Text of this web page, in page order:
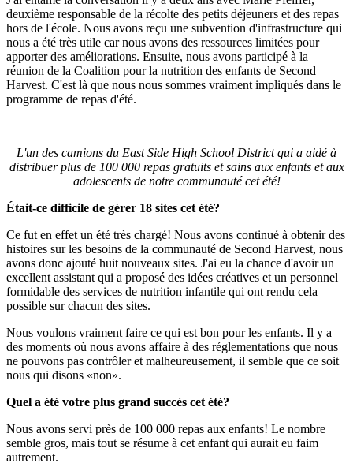
deuxième responsable de la récolte des petits déjeuners et des repas
hors de l'école. Nous avons reçu une subvention d'infrastructure qui
nous a été très utile car nous avons des ressources limitées pour
apporter des améliorations. Ensuite, nous avons participé à la
réunion de la Coalition pour la nutrition des enfants de Second
Harvest. C'est là que nous nous sommes vraiment impliqués dans le
programme de repas d'été.
L'un des camions du East Side High School District qui a aidé à
distribuer plus de 100 000 repas gratuits et sains aux enfants et aux
adolescents de notre communauté cet été!
Était-ce difficile de gérer 18 sites cet été?
Ce fut en effet un été très chargé! Nous avons continué à obtenir des
histoires sur les besoins de la communauté de Second Harvest, nous
avons donc ajouté huit nouveaux sites. J'ai eu la chance d'avoir un
excellent assistant qui a proposé des idées créatives et un personnel
formidable des services de nutrition infantile qui ont rendu cela
possible sur chacun des sites.
Nous voulons vraiment faire ce qui est bon pour les enfants. Il y a
des moments où nous avons affaire à des réglementations que nous
ne pouvons pas contrôler et malheureusement, il semble que ce soit
nous qui disons «non».
Quel a été votre plus grand succès cet été?
Nous avons servi près de 100 000 repas aux enfants! Le nombre
semble gros, mais tout se résume à cet enfant qui aurait eu faim
autrement.